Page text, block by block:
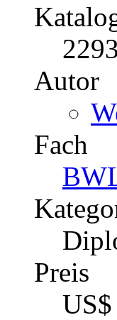
Autor
Fach
Preis